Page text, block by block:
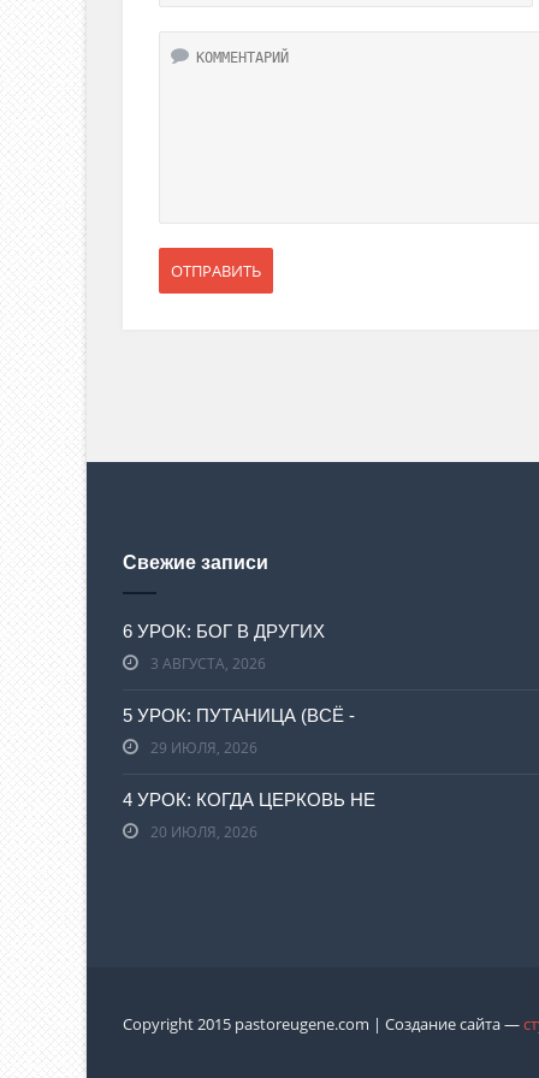
Свежие записи
6 УРОК: БОГ В ДРУГИХ
3 АВГУСТА, 2026
5 УРОК: ПУТАНИЦА (ВСЁ -
29 ИЮЛЯ, 2026
4 УРОК: КОГДА ЦЕРКОВЬ НЕ
20 ИЮЛЯ, 2026
Copyright 2015 pastoreugene.com | Создание сайта —